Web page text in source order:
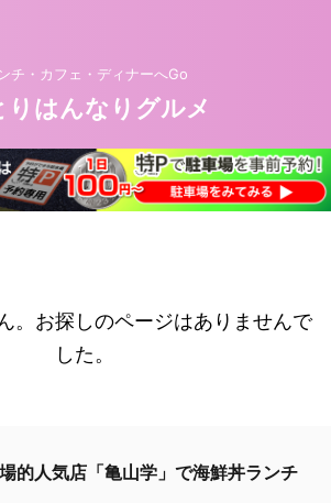
チ・カフェ・ディナーへGo
りはんなりグルメ
。お探しのページはありませんで
した。
的人気店「亀山学」で海鮮丼ランチ